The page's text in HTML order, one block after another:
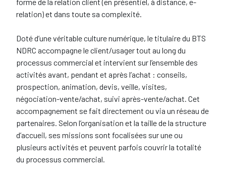
relation) et dans toute sa complexité.
Doté d’une véritable culture numérique, le titulaire du BTS
NDRC accompagne le client/usager tout au long du
processus commercial et intervient sur l’ensemble des
activités avant, pendant et après l’achat : conseils,
prospection, animation, devis, veille, visites,
négociation-vente/achat, suivi après-vente/achat. Cet
accompagnement se fait directement ou via un réseau de
partenaires. Selon l’organisation et la taille de la structure
d’accueil, ses missions sont focalisées sur une ou
plusieurs activités et peuvent parfois couvrir la totalité
du processus commercial.